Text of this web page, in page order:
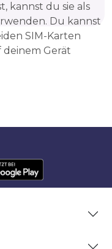
kannst du sie als
Du kannst
SIM-Karten
Gerät